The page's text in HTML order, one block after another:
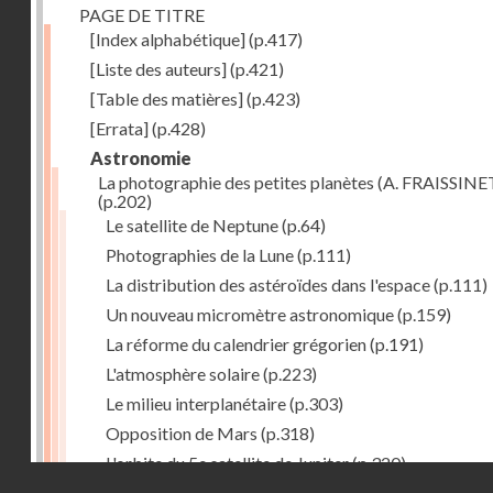
PAGE DE TITRE
[Index alphabétique](p.417)
[Liste des auteurs](p.421)
[Table des matières](p.423)
[Errata](p.428)
Astronomie
La photographie des petites planètes (A.
(p.202)
Le satellite de Neptune(p.64)
Photographies de la Lune(p.111)
La distribution des astéroïdes dans l'espace(p.111)
Un nouveau micromètre astronomique(p.159)
La réforme du calendrier grégorien(p.191)
L'atmosphère solaire(p.223)
Le milieu interplanétaire(p.303)
Opposition de Mars (p.318)
L'orbite du 5e satellite de Jupiter(p.320)